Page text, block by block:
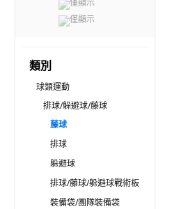
僅顯示
僅顯示
類別
球類運動
排球/躲避球/藤球
藤球
排球
躲避球
排球/藤球/躲避球戰術板
裝備袋/團隊裝備袋